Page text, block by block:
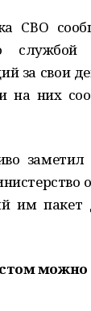
СВО
за свои
на них
им пакет
можно